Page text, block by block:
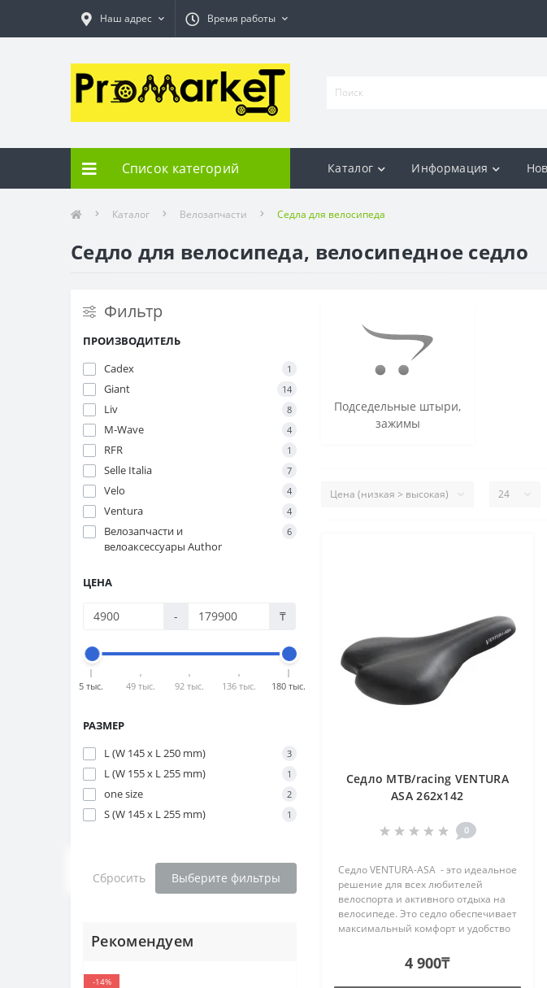
Наш адрес Время работы
Список категорий Каталог Информация
Каталог Велозапчасти Седла для велосипеда
Седло для велосипеда, велосипедное седло
Фильтр
ПРОИЗВОДИТЕЛЬ
Cadex
1
Giant 14
Liv 8
M-Wave 4
RFR 1
Selle Italia 7
Velo 4
Ventura 4
Велозапчасти и
велоаксессуары Author
6
ЦЕНА
- ₸
5 тыс. 49 тыс. 92 тыс. 136 тыс. 180 тыс.
РАЗМЕР
L (W 145 x L 250 mm)
3
L (W 155 x L 255 mm) 1
one size 2
S (W 145 x L 255 mm) 1
Сбросить Выберите фильтры
Рекомендуем
-14%
Подседельные штыри,
зажимы
Седло MTB/racing VENTURA
ASA 262x142
0
Седло VENTURA-ASA - это идеальное
решение для всех любителей
велоспорта и активного отдыха на
велосипеде. Это седло обеспечивает
максимальный комфорт и удобство
инновационной конструкции и
высококачественным ма..
4 900₸